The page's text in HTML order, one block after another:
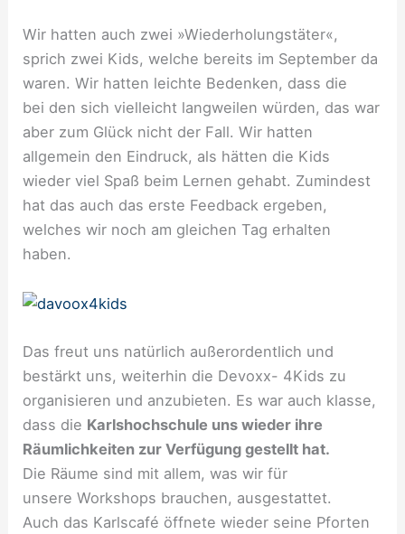
Wir hatten auch zwei »Wiederholungstäter«,
sprich zwei Kids, welche bereits im September da
waren. Wir hatten leichte Bedenken, dass die
bei den sich vielleicht langweilen würden, das war
aber zum Glück nicht der Fall. Wir hatten
allgemein den Eindruck, als hätten die Kids
wieder viel Spaß beim Lernen gehabt. Zumindest
hat das auch das erste Feedback ergeben,
welches wir noch am gleichen Tag erhalten
haben.
Das freut uns natürlich außerordentlich und
bestärkt uns, weiterhin die Devoxx- 4Kids zu
organisieren und anzubieten. Es war auch klasse,
dass die Karlshochschule uns wieder ihre
Räumlichkeiten zur Verfügung gestellt hat.
Die Räume sind mit allem, was wir für
unsere Workshops brauchen, ausgestattet.
Auch das Karlscafé öffnete wieder seine Pforten